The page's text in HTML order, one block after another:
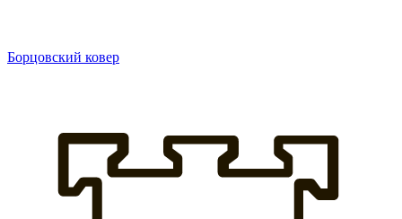
Борцовский ковер